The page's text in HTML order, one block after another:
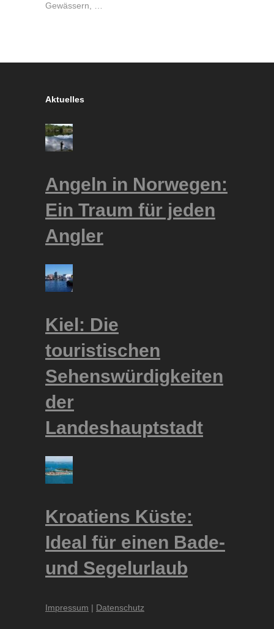
Gewässern, …
Aktuelles
Angeln in Norwegen:
Ein Traum für jeden
Angler
Kiel: Die
touristischen
Sehenswürdigkeiten
der
Landeshauptstadt
Kroatiens Küste:
Ideal für einen Bade-
und Segelurlaub
Impressum | Datenschutz